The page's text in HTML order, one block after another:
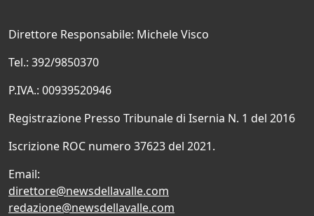
Direttore Responsabile: Michele Visco
Tel.: 392/9850370
P.IVA.: 00939520946
Registrazione Presso Tribunale di Isernia N. 1 del 2016
Iscrizione ROC numero 37623 del 2021.
Email:
direttore@newsdellavalle.com
redazione@newsdellavalle.com